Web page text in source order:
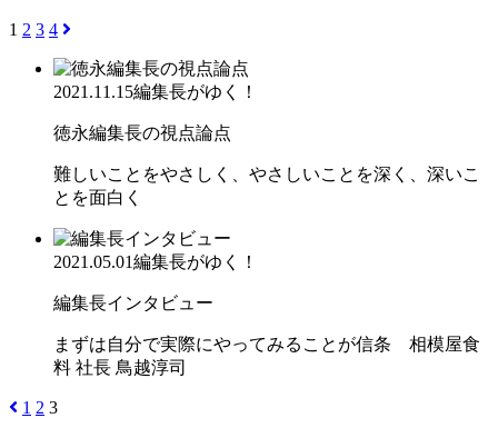
1 2 3 4
2021.11.15編集長がゆく！
徳永編集長の視点論点
難しいことをやさしく、やさしいことを深く、深いこ
とを面白く
2021.05.01編集長がゆく！
編集長インタビュー
まずは自分で実際にやってみることが信条 相模屋食
料 社長 鳥越淳司
1 2 3